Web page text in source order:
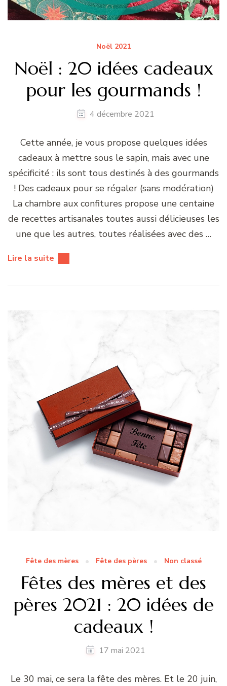
Noël 2021
Noël : 20 idées cadeaux
pour les gourmands !
4 décembre 2021
Cette année, je vous propose quelques idées
cadeaux à mettre sous le sapin, mais avec une
spécificité : ils sont tous destinés à des gourmands
! Des cadeaux pour se régaler (sans modération)
La chambre aux confitures propose une centaine
de recettes artisanales toutes aussi délicieuses les
une que les autres, toutes réalisées avec des …
Lire la suite
Fête des mères Fête des pères Non classé
Fêtes des mères et des
pères 2021 : 20 idées de
cadeaux !
17 mai 2021
Le 30 mai, ce sera la fête des mères. Et le 20 juin,